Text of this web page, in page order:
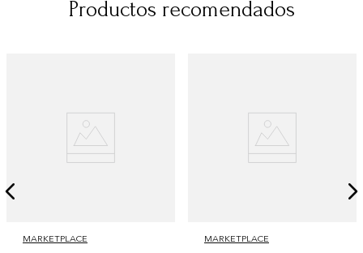
Productos recomendados
MARKETPLACE MARKETPLACE